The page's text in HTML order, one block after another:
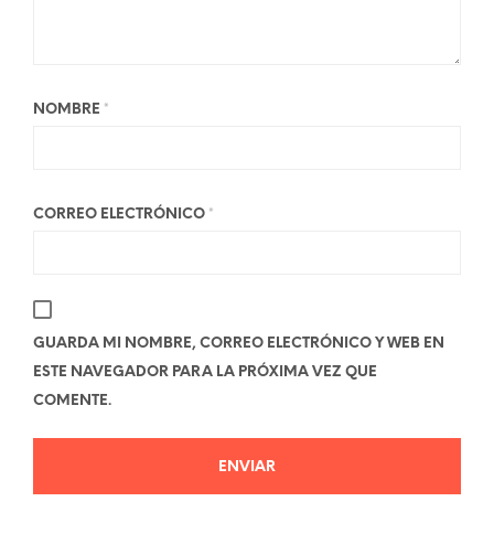
NOMBRE *
CORREO ELECTRÓNICO *
GUARDA MI NOMBRE, CORREO ELECTRÓNICO Y WEB EN
ESTE NAVEGADOR PARA LA PRÓXIMA VEZ QUE
COMENTE.